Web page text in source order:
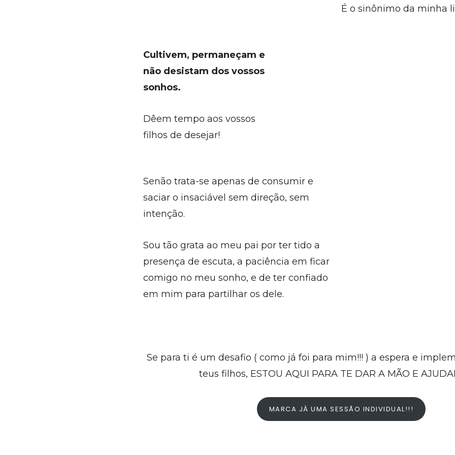
É o sinônimo da minha
Cultivem, permaneçam e
não desistam dos vossos
sonhos.
Dêem tempo aos vossos
filhos de desejar!
Senão trata-se apenas de consumir e
saciar o insaciável sem direção, sem
intenção.
Sou tão grata ao meu pai por ter tido a
presença de escuta, a paciência em ficar
comigo no meu sonho, e de ter confiado
em mim para partilhar os dele.
Se para ti é um desafio ( como já foi para mim!!! ) a espera e
teus filhos, ESTOU AQUI PARA TE DAR A MÃO E
MARCA JÀ UMA SESSÃO INDIVIDUAL!!!